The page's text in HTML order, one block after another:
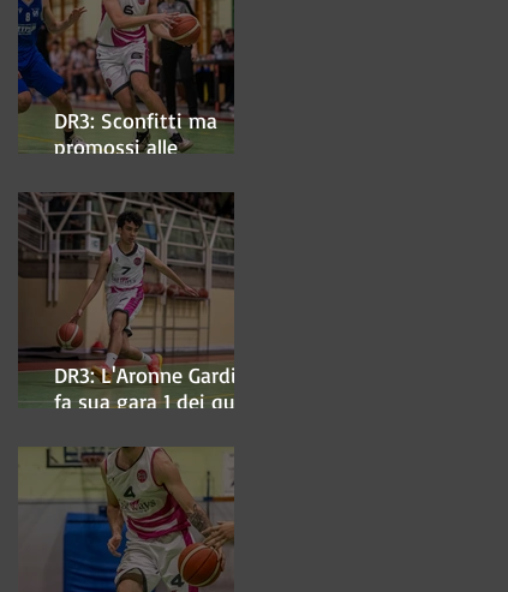
DR3: Sconfitti ma
promossi alle
DR3: L'Aronne Gardini
fa sua gara 1 dei quarti